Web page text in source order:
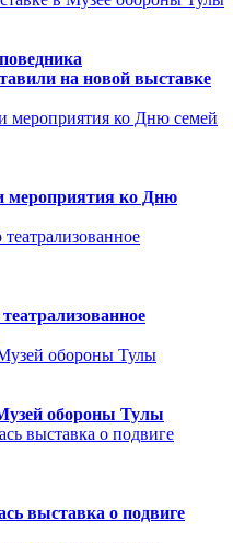
на новой выставке
мероприятия ко Дню
обороны Тулы
выставка о подвиге